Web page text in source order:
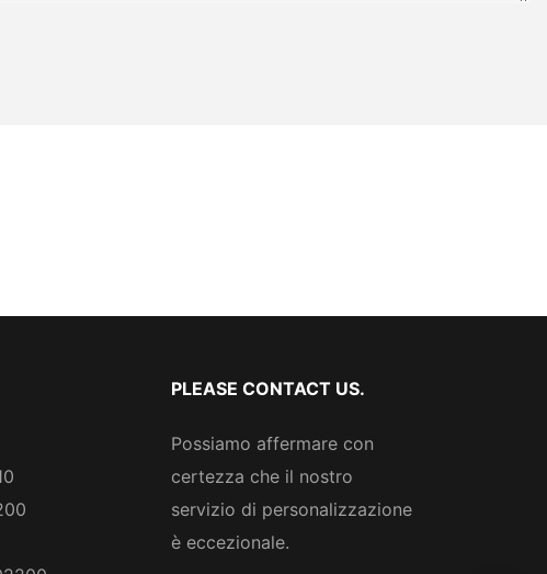
PLEASE CONTACT US.
Possiamo affermare con
certezza che il nostro
servizio di personalizzazione
è eccezionale.